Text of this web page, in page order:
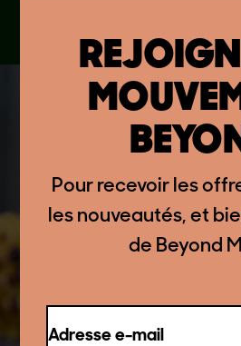
Pour recevoir les
les nouveautés, et
de Beyond
Adresse e-mail